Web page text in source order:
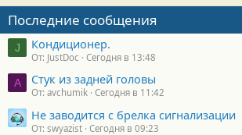
Последние сообщения
J Кондиционер.
От: JustDoc Сегодня в 13:48
A Стук из задней головы
От: avchumik Сегодня в 11:42
Не заводится с брелка сигнализации
От: swyazist Сегодня в 09:23